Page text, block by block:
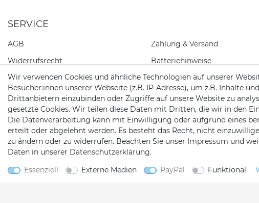
SERVICE
AGB
Widerrufs­recht
Daten­schutz­erklärung
Impressum
Kontakt
Barrierefreiheitserklärung
Widerrufs­formular
Zahlung & Versand
Batteriehinweise
Wir verwenden Cookies und ähnliche Technologien auf unserer
Besucher:innen unserer Webseite (z.B. IP-Adresse), um z.B. Inhalte
Drittanbietern einzubinden oder Zugriffe auf unsere Website zu
gesetzte Cookies. Wir teilen diese Daten mit Dritten, die wir in den
Die Datenverarbeitung kann mit Einwilligung oder aufgrund eines
erteilt oder abgelehnt werden. Es besteht das Recht, nicht
zu ändern oder zu widerrufen. Beachten Sie unser Impressum und
Daten in unserer Daten­schutz­erklärung.
Essenziell
Externe Medien PayPal Funktional